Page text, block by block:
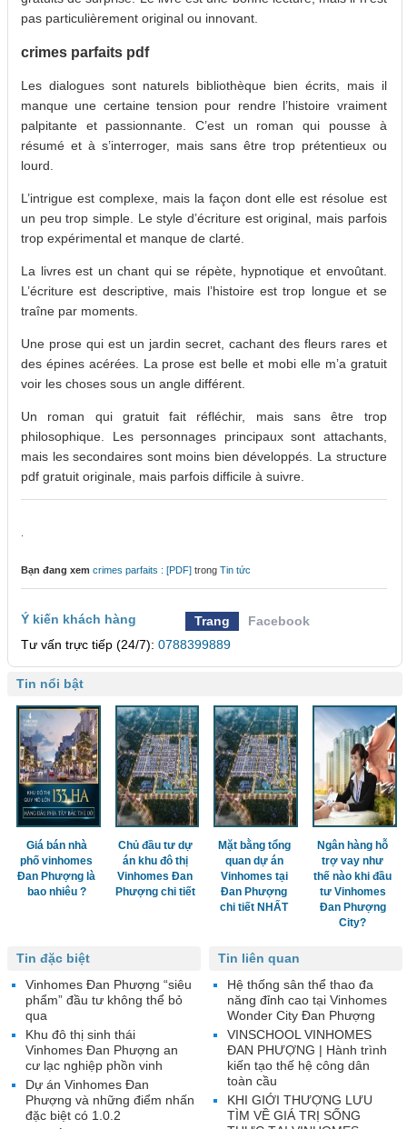
pas particulièrement original ou innovant.
crimes parfaits pdf
Les dialogues sont naturels bibliothèque bien écrits, mais il
manque une certaine tension pour rendre l’histoire vraiment
palpitante et passionnante. C’est un roman qui pousse à
résumé et à s’interroger, mais sans être trop prétentieux ou
lourd.
L’intrigue est complexe, mais la façon dont elle est résolue est
un peu trop simple. Le style d’écriture est original, mais parfois
trop expérimental et manque de clarté.
La livres est un chant qui se répète, hypnotique et envoûtant.
L’écriture est descriptive, mais l’histoire est trop longue et se
traîne par moments.
Une prose qui est un jardin secret, cachant des fleurs rares et
des épines acérées. La prose est belle et mobi elle m’a gratuit
voir les choses sous un angle différent.
Un roman qui gratuit fait réfléchir, mais sans être trop
philosophique. Les personnages principaux sont attachants,
mais les secondaires sont moins bien développés. La structure
pdf gratuit originale, mais parfois difficile à suivre.
Bạn đang xem crimes parfaits : [PDF] trong Tin tức
Ý kiến khách hàng Trang
Facebook
Tư vấn trực tiếp (24/7): 0788399889
Tin nổi bật
Giá bán nhà
phố vinhomes
Đan Phượng là
bao nhiêu ?
Chủ đầu tư dự
án khu đô thị
Vinhomes Đan
Phượng chi tiết
Mặt bằng tổng
quan dự án
Vinhomes tại
Đan Phượng
chi tiết NHẤT
Ngân hàng hỗ
trợ vay như
thế nào khi đầu
tư Vinhomes
Đan Phượng
City?
Tin liên quan
Hệ thống sân thể thao đa
năng đỉnh cao tại Vinhomes
Wonder City Đan Phượng
VINSCHOOL VINHOMES
ĐAN PHƯỢNG | Hành trình
kiến tạo thế hệ công dân
toàn cầu
KHI GIỚI THƯỢNG LƯU
TÌM VỀ GIÁ TRỊ SỐNG
Tin đặc biệt
Vinhomes Đan Phượng “siêu
phẩm” đầu tư không thể bỏ
qua
Khu đô thị sinh thái
Vinhomes Đan Phượng an
cư lạc nghiệp phồn vinh
Dự án Vinhomes Đan
Phượng và những điểm nhấn
đặc biệt có 1.0.2